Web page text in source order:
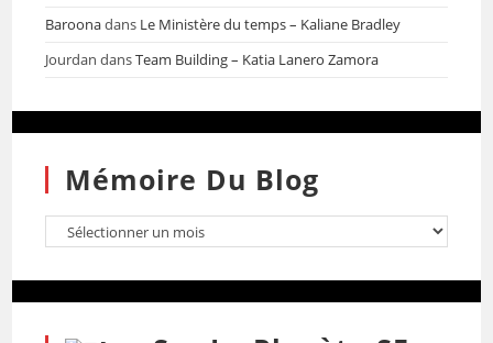
Baroonadans Le Ministère du temps – Kaliane Bradley
Jourdan dansTeam Building – Katia Lanero Zamora
Mémoire Du Blog